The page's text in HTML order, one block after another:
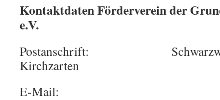
Kontaktdaten Förderverein der
e.V.
Postanschrift:
Kirchzarten
E-Mail: